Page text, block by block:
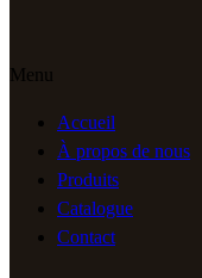
Menu
Accueil
À propos de nous
Produits
Catalogue
Contact